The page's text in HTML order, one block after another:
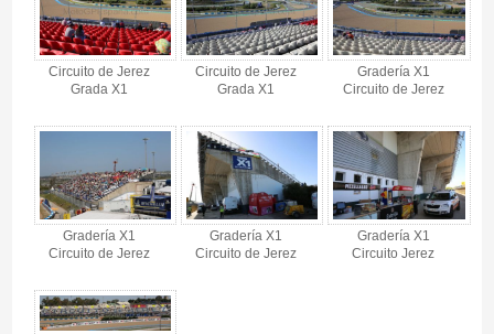
Circuito de Jerez
Grada X1
Circuito de Jerez
Grada X1
Gradería X1
Circuito de Jerez
Gradería X1
Circuito de Jerez
Gradería X1
Circuito de Jerez
Gradería X1
Circuito Jerez